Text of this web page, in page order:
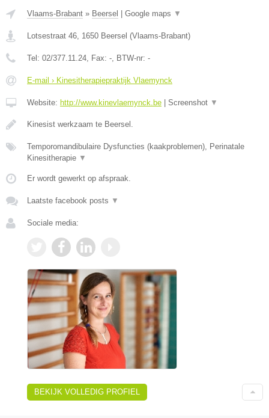
Vlaams-Brabant » Beersel Google maps ▼
Lotsestraat 46, 1650 Beersel (Vlaams-Brabant)
Tel: 02/377.11.24, Fax: -, BTW-nr: -
E-mail › Kinesitherapiepraktijk Vlaemynck
Website: http://www.kinevlaemynck.be Screenshot ▼
Kinesist werkzaam te Beersel.
Temporomandibulaire Dysfuncties (kaakproblemen), Perinatale
Kinesitherapie ▼
Er wordt gewerkt op afspraak.
Laatste facebook posts ▼
Sociale media:
BEKIJK VOLLEDIG PROFIEL